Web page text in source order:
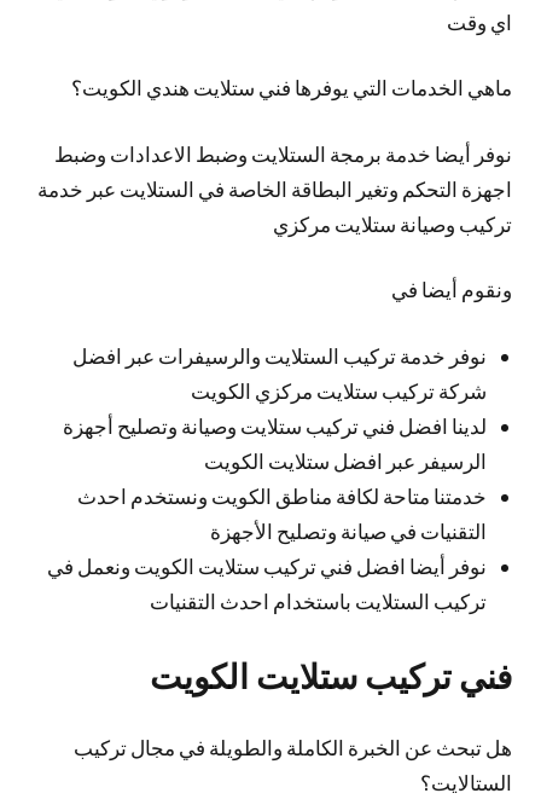
اي وقت
ماهي الخدمات التي يوفرها فني ستلايت هندي الكويت؟
نوفر أيضا خدمة برمجة الستلايت وضبط الاعدادات وضبط
اجهزة التحكم وتغير البطاقة الخاصة في الستلايت عبر خدمة
تركيب وصيانة ستلايت مركزي
ونقوم أيضا في
نوفر خدمة تركيب الستلايت والرسيفرات عبر افضل
شركة تركيب ستلايت مركزي الكويت
لدينا افضل فني تركيب ستلايت وصيانة وتصليح أجهزة
الرسيفر عبر افضل ستلايت الكويت
خدمتنا متاحة لكافة مناطق الكويت ونستخدم احدث
التقنيات في صيانة وتصليح الأجهزة
نوفر أيضا افضل فني تركيب ستلايت الكويت ونعمل في
تركيب الستلايت باستخدام احدث التقنيات
فني تركيب ستلايت الكويت
هل تبحث عن الخبرة الكاملة والطويلة في مجال تركيب
الستالايت؟